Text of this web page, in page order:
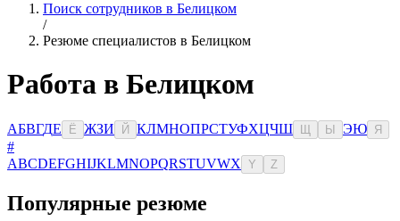
Поиск сотрудников в Белицком
/
Резюме специалистов в Белицком
Работа в Белицком
АБВГДЕ Ё ЖЗИ Й КЛМНОПРСТУФХЦЧШ Ы ЭЮ Я
#
ABCDEFGHIJKLMNOPQRSTUVWX Y Z
Популярные резюме